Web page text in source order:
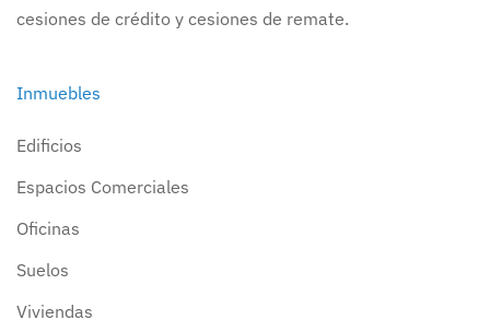
cesiones de crédito y cesiones de remate.
Inmuebles
Edificios
Espacios Comerciales
Oficinas
Suelos
Viviendas